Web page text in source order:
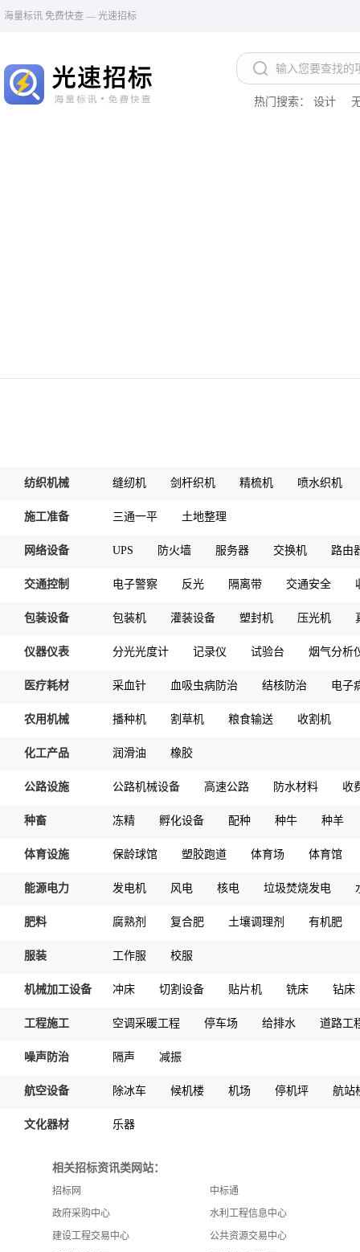
海量标讯 免费快查 — 光速招标
热门搜索： 设计
纺织机械 缝纫机 剑杆织机 精梳机 喷水织机
施工准备 三通一平 土地整理
网络设备 UPS 防火墙 服务器 交换机 路由
交通控制 电子警察 反光 隔离带 交通安全
包装设备 包装机 灌装设备 塑封机 压光机
仪器仪表 分光光度计 记录仪 试验台 烟气分析
医疗耗材 采血针 血吸虫病防治 结核防治 电子
农用机械 播种机 割草机 粮食输送 收割机
化工产品 润滑油 橡胶
公路设施 公路机械设备 高速公路 防水材料 收
种畜 冻精 孵化设备 配种 种牛 种羊
体育设施 保龄球馆 塑胶跑道 体育场 体育馆
能源电力 发电机 风电 核电 垃圾焚烧发电
肥料 腐熟剂 复合肥 土壤调理剂 有机肥
服装 工作服 校服
机械加工设备 冲床 切割设备 贴片机 铣床 钻床
工程施工 空调采暖工程 停车场 给排水 道路工
噪声防治 隔声 减振
航空设备 除冰车 候机楼 机场 停机坪 航站
文化器材 乐器
相关招标资讯类网站：
招标网
中标通
政府采购中心
水利工程信息中心
建设工程交易中心
公共资源交易中心